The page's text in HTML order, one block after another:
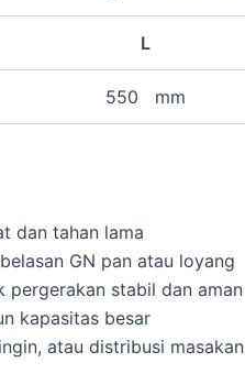
L
550 mm
dan tahan lama
GN pan atau loyang
pergerakan stabil dan aman
kapasitas besar
atau distribusi masakan